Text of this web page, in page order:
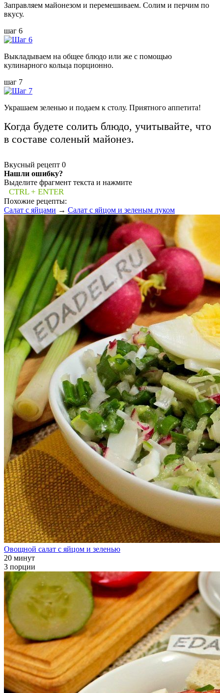
Заправляем майонезом и перемешиваем. Солим и перчим по
вкусу.
шаг 6
Выкладываем на общее блюдо или же с помощью
кулинарного кольца порционно.
шаг 7
Украшаем зеленью и подаем к столу. Приятного аппетита!
Когда будете солить блюдо, учитывайте, что
в составе соленый майонез.
Вкусный рецепт 0
Нашли ошибку?
Выделите фрагмент текста и нажмите
CTRL + ENTER
Похожие рецепты:
Салат с яйцами → Салат с яйцом и зеленым луком
Овощной салат с яйцом и зеленью
20 минут
3 порции